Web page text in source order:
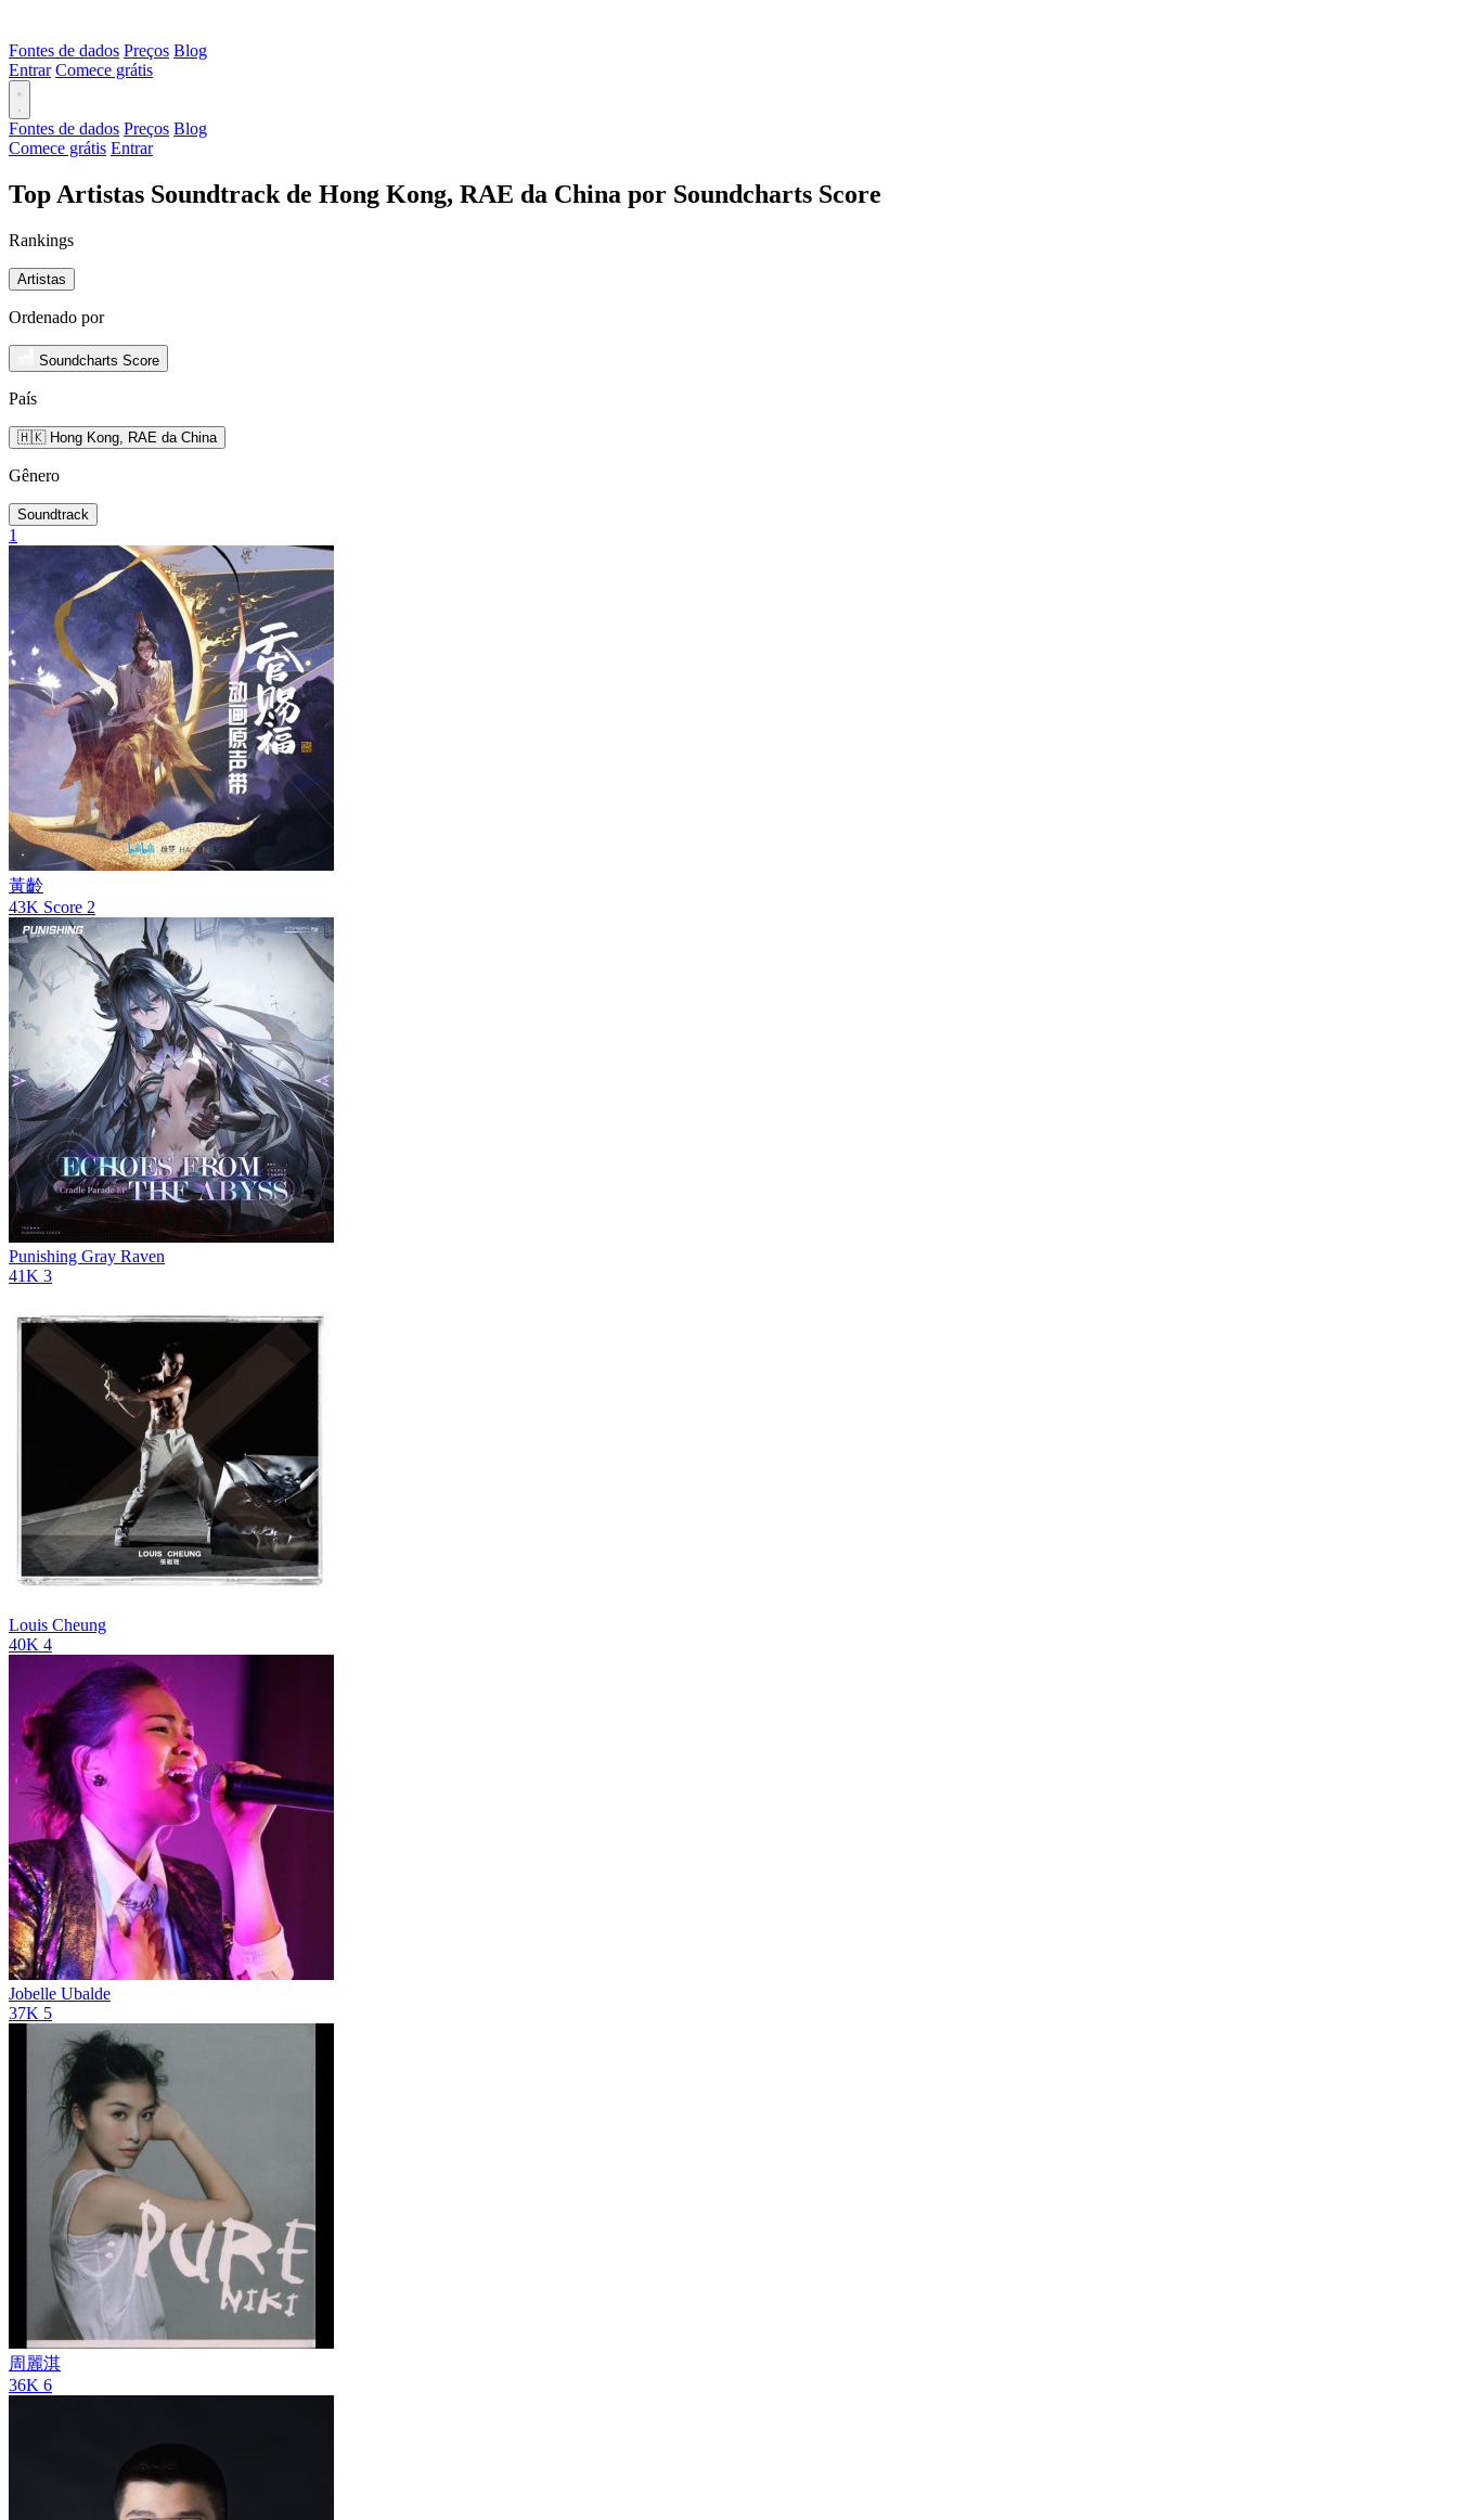
Fontes de dados Preços Blog
Entrar Comece grátis
Fontes de dados Preços Blog
Comece grátis Entrar
Top Artistas Soundtrack de Hong Kong, RAE da China por Soundcharts Score
Rankings
Artistas
Ordenado por
Soundcharts Score
País
🇭🇰 Hong Kong, RAE da China
Gênero
Soundtrack
1
黃齡
43K Score 2
Punishing Gray Raven
41K 3
Louis Cheung
40K 4
Jobelle Ubalde
37K 5
周麗淇
36K 6